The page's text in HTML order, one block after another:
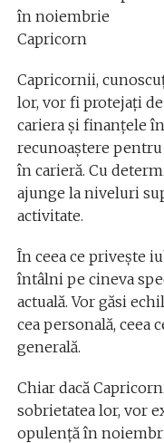
în noiembrie
Capricorn
Capricornii,
lor, vor fi protejați
cariera și finanțele
recunoaștere pentru
în carieră. Cu
ajunge la niveluri
activitate.
În ceea ce privește
întâlni pe cineva
actuală. Vor găsi
cea personală, ceea
generală.
Chiar dacă
sobrietatea lor, vor
opulență în